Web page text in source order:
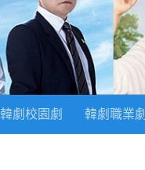
韓劇校園劇 韓劇職業劇